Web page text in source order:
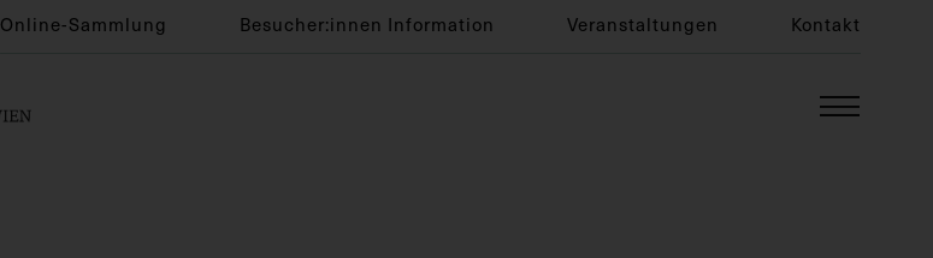
Online-Sammlung Besucher:innen Information Veranstaltungen Kontakt